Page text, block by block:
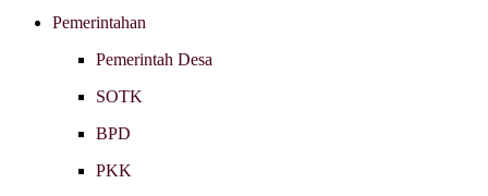
Pemerintahan
Pemerintah Desa
SOTK
BPD
PKK